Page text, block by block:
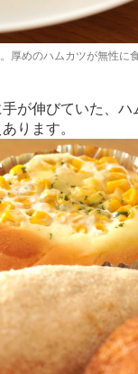
厚めのハムカツが無性に
が伸びていた、ハ
ります。